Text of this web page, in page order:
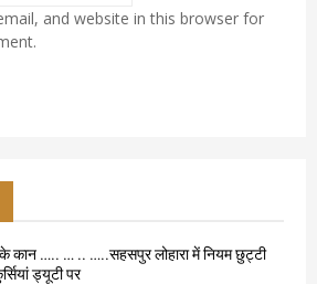
and website in this browser for
के कान ….. … .. …..सहसपुर लोहारा में नियम छुट्टी
ड्यूटी पर